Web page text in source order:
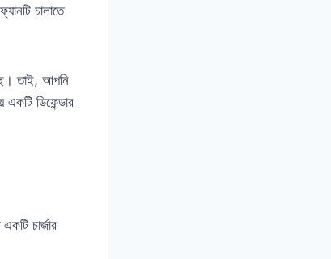
চালাতে
তাই, আপনি
ডিফেন্ডার
চার্জার